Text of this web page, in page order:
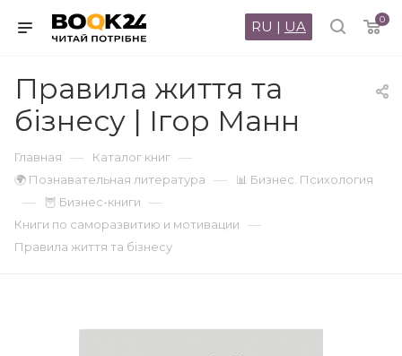
0
RU | UA
Правила життя та
бізнесу | Ігор Манн
Главная — Каталог книг —
🌍 Познавательная литература — 📊 Бизнес. Психология
— 🦉 Бизнес-книги —
Книги по саморазвитию и мотивации —
Правила життя та бізнесу